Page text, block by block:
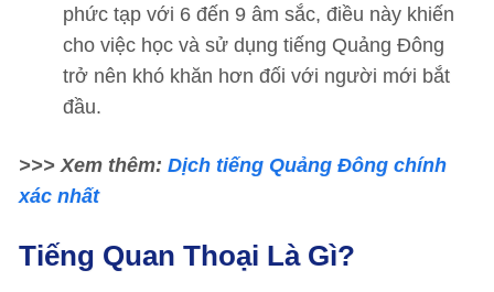
phức tạp với 6 đến 9 âm sắc, điều này khiến
cho việc học và sử dụng tiếng Quảng Đông
trở nên khó khăn hơn đối với người mới bắt
đầu.
>>> Xem thêm: Dịch tiếng Quảng Đông chính
xác nhất
Tiếng Quan Thoại Là Gì?